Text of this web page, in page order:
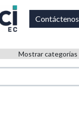
Contáctenos
Mostrar categorías